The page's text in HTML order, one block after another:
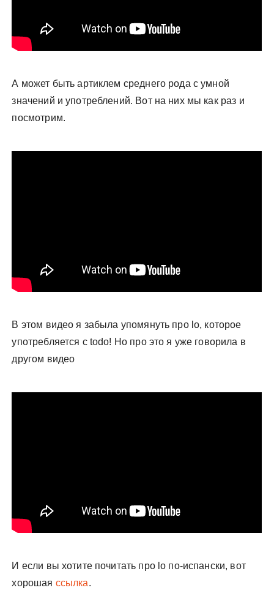
А может быть артиклем среднего рода с умной
значений и употреблений. Вот на них мы как раз и
посмотрим.
В этом видео я забыла упомянуть про lo, которое
употребляется с todo! Но про это я уже говорила в
другом видео
И если вы хотите почитать про lo по-испански, вот
хорошая ссылка.